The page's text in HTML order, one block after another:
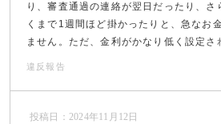
り、審査通過の連絡が翌日だったり、さ
くまで1週間ほど掛かったりと、急なお
ません。ただ、金利がかなり低く設定
違反報告
投稿日：2024年11月12日